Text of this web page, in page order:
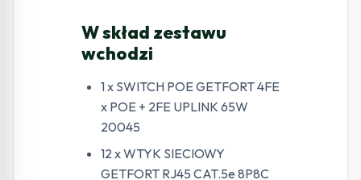
W skład zestawu
wchodzi
1 x SWITCH POE GETFORT 4FE
x POE + 2FE UPLINK 65W
20045
12 x WTYK SIECIOWY
GETFORT RJ45 CAT.5e 8P8C